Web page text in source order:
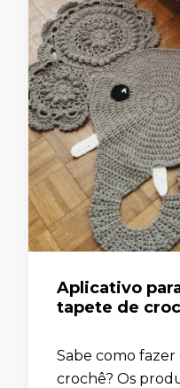
Aplicativo
tapete de
Sabe como
crochê? Os